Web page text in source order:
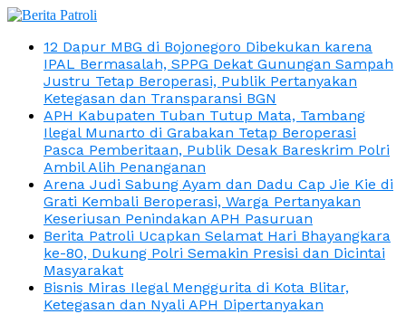
12 Dapur MBG di Bojonegoro Dibekukan karena
IPAL Bermasalah, SPPG Dekat Gunungan Sampah
Justru Tetap Beroperasi, Publik Pertanyakan
Ketegasan dan Transparansi BGN
APH Kabupaten Tuban Tutup Mata, Tambang
Ilegal Munarto di Grabakan Tetap Beroperasi
Pasca Pemberitaan, Publik Desak Bareskrim Polri
Ambil Alih Penanganan
Arena Judi Sabung Ayam dan Dadu Cap Jie Kie di
Grati Kembali Beroperasi, Warga Pertanyakan
Keseriusan Penindakan APH Pasuruan
Berita Patroli Ucapkan Selamat Hari Bhayangkara
ke-80, Dukung Polri Semakin Presisi dan Dicintai
Masyarakat
Bisnis Miras Ilegal Menggurita di Kota Blitar,
Ketegasan dan Nyali APH Dipertanyakan